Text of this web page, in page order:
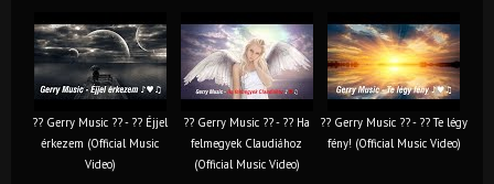
?? Gerry Music ?? - ?? Éjjel
érkezem (Official Music
Video)
?? Gerry Music ?? - ?? Ha
felmegyek Claudiához
(Official Music Video)
?? Gerry Music ?? - ?? Te légy
fény! (Official Music Video)